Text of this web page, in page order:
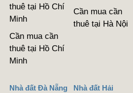
thuê tại Hồ Chí
Minh
Cần mua cần
thuê tại Hồ Chí
Minh
Cần mua cần
thuê tại Hà Nội
Nhà đất Đà Nẵng
Nhà đất Hải